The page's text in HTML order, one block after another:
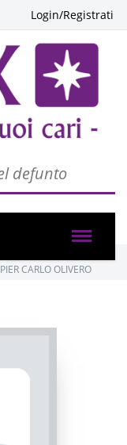
Login/Registrati
PIER CARLO OLIVERO